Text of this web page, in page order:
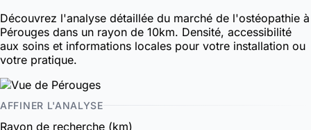
Découvrez l'analyse détaillée du marché de l'ostéopathie à
Pérouges dans un rayon de 10km. Densité, accessibilité
aux soins et informations locales pour votre installation ou
votre pratique.
AFFINER L'ANALYSE
Rayon de recherche (km)